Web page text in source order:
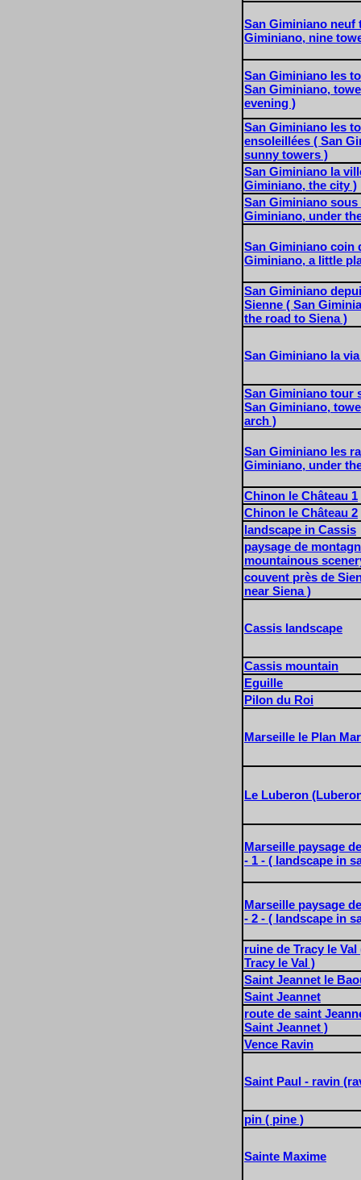
San Giminiano neuf
Giminiano, nine
San Giminiano les
San Giminiano,
evening )
San Giminiano les
ensoleillées ( San
sunny towers )
San Giminiano la
Giminiano, the city )
San Giminiano sous
Giminiano, under
San Giminiano coin
Giminiano, a little
San Giminiano
Sienne ( San
the road to Siena )
San Giminiano la
San Giminiano tour
San Giminiano,
arch )
San Giminiano les
Giminiano, under
Chinon le Château 1
Chinon le Château 2
landscape in Cassis
paysage de
mountainous
couvent près de
near Siena )
Cassis landscape
Cassis mountain
Eguille
Pilon du Roi
Marseille le Plan
Le Luberon
Marseille paysage
- 1 - ( landscape in
Marseille paysage
- 2 - ( landscape in
ruine de Tracy le
Tracy le Val )
Saint Jeannet le
Saint Jeannet
route de saint
Saint Jeannet )
Vence Ravin
Saint Paul - ravin
pin ( pine )
Sainte Maxime